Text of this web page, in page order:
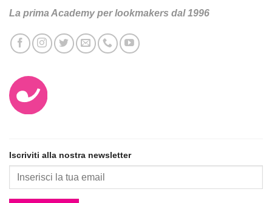
La prima Academy per lookmakers dal 1996
Iscriviti alla nostra newsletter